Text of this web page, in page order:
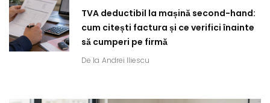
TVA deductibil la mașină second-hand:
cum citești factura și ce verifici înainte
să cumperi pe firmă
De la Andrei Iliescu